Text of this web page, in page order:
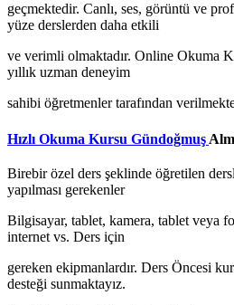
geçmektedir. Canlı, ses, görüntü ve
yüze derslerden daha etkili
ve verimli olmaktadır. Online Okuma
yıllık uzman deneyim
sahibi öğretmenler tarafından
Hızlı Okuma Kursu Gündoğmuş
Birebir özel ders şeklinde öğretilen
yapılması gerekenler
Bilgisayar, tablet, kamera, tablet veya
internet vs. Ders için
gereken ekipmanlardır. Ders Öncesi
desteği sunmaktayız.